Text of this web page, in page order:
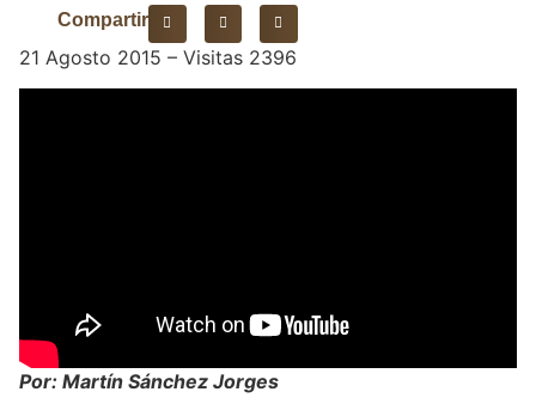
Compartir
21 Agosto 2015 – Visitas 2396
Por: Martín Sánchez Jorges